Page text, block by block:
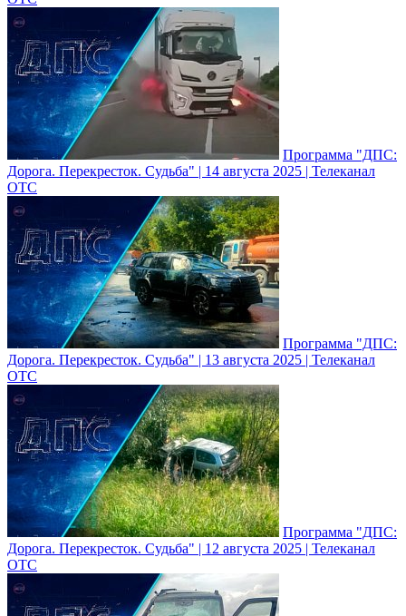
Программа "ДПС:
Дорога. Перекресток. Судьба" | 14 августа 2025 | Телеканал
ОТС
Программа "ДПС:
Дорога. Перекресток. Судьба" | 13 августа 2025 | Телеканал
ОТС
Программа "ДПС:
Дорога. Перекресток. Судьба" | 12 августа 2025 | Телеканал
ОТС